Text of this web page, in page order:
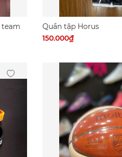
team
Quần tập Horus
150.000₫